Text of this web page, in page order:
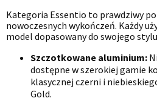
Kategoria Essentio to prawdziwy
nowoczesnych wykończeń. Każdy
model dopasowany do swojego
Szczotkowane aluminium:
dostępne w szerokiej gamie
klasycznej czerni i
Gold.